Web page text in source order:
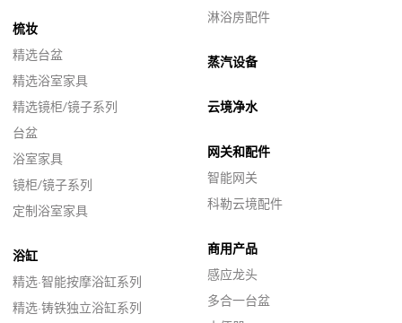
梳妆
精选台盆
精选浴室家具
精选镜柜/镜子系列
台盆
浴室家具
镜柜/镜子系列
定制浴室家具
浴缸
精选·智能按摩浴缸系列
精选·铸铁独立浴缸系列
淋浴房配件
蒸汽设备
云境净水
网关和配件
智能网关
科勒云境配件
商用产品
感应龙头
多合一台盆